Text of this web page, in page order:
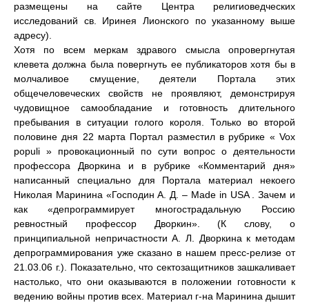
размещены на сайте Центра религиоведческих
исследований св. Иринея Лионского по указанному выше
адресу).
Хотя по всем меркам здравого смысла опровергнутая
клевета должна была повергнуть ее публикаторов хотя бы в
молчаливое смущение, деятели Портала этих
общечеловеческих свойств не проявляют, демонстрируя
чудовищное самообладание и готовность длительного
пребывания в ситуации голого короля. Только во второй
половине дня 22 марта Портал разместил в рубрике « Vox
populi » провокационный по сути вопрос о деятельности
профессора Дворкина и в рубрике «Комментарий дня»
написанный специально для Портала материал некоего
Николая Маринина «Господин А. Д. – Made in USA . Зачем и
как «депрограммирует многострадальную Россию
ревностный профессор Дворкин». (К слову, о
принципиальной непричастности А. Л. Дворкина к методам
депрограммирования уже сказано в нашем пресс-релизе от
21.03.06 г.). Показательно, что сектозащитников зашкаливает
настолько, что они оказываются в положении готовности к
ведению войны против всех. Материал г-на Маринина дышит